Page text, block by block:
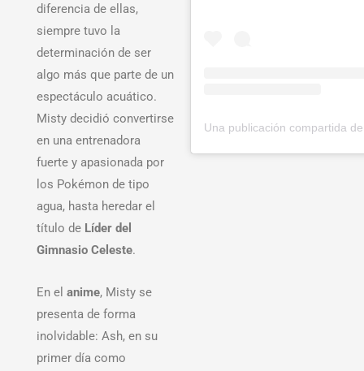
diferencia de ellas,
siempre tuvo la
determinación de ser
algo más que parte de un
espectáculo acuático.
Misty decidió convertirse
en una entrenadora
fuerte y apasionada por
los Pokémon de tipo
agua, hasta heredar el
título de Líder del
Gimnasio Celeste.
En el anime, Misty se
presenta de forma
inolvidable: Ash, en su
primer día como